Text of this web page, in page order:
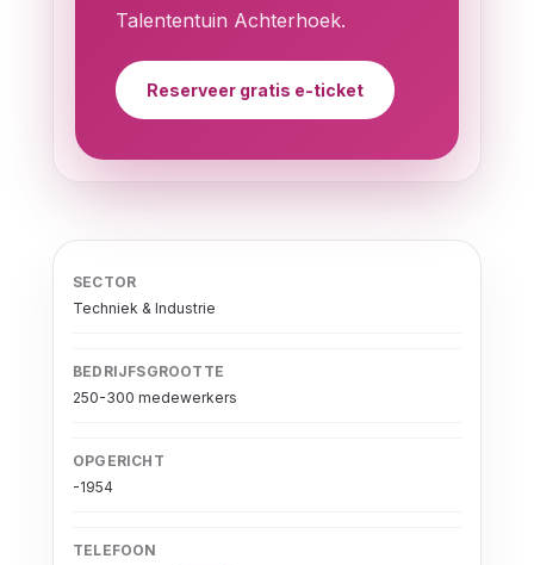
Talententuin Achterhoek.
Reserveer gratis e-ticket
SECTOR
Techniek & Industrie
BEDRIJFSGROOTTE
250-300 medewerkers
OPGERICHT
-1954
TELEFOON